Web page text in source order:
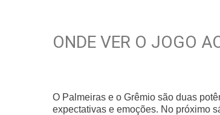
ONDE VER O JOGO
O Palmeiras e o Grêmio são duas
expectativas e emoções. No próximo